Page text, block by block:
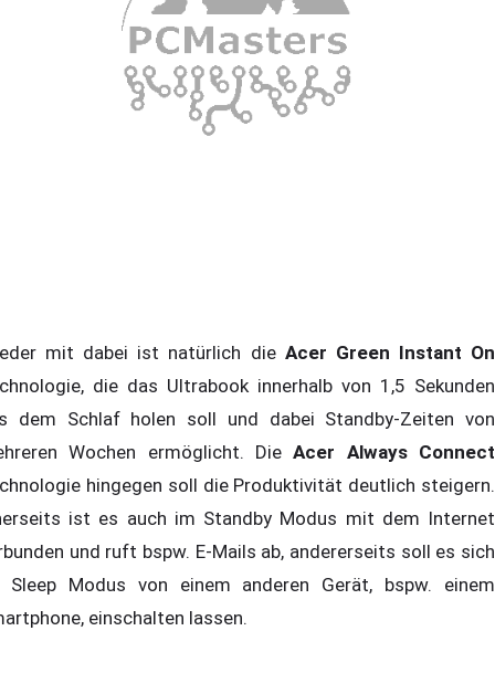
mit dabei ist natürlich die Acer Green Instant On
die das Ultrabook innerhalb von 1,5 Sekunden
dem Schlaf holen soll und dabei Standby-Zeiten von
Wochen ermöglicht. DieAcer Always Connect
hingegen soll die Produktivität deutlich steigern.
ist es auch im Standby Modus mit dem Internet
und ruft bspw. E-Mails ab, andererseits soll es sich
Sleep Modus von einem anderen Gerät, bspw. einem
einschalten lassen.